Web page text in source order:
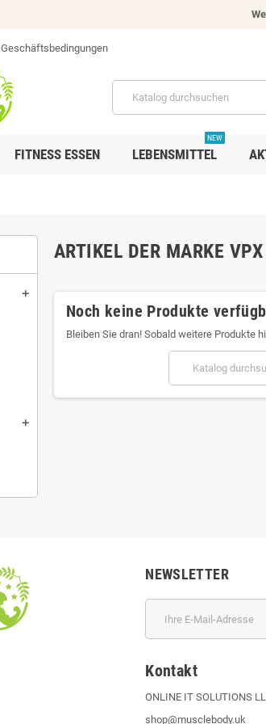
Geschäftsbedingungen
FITNESS ESSEN LEBENSMITTEL
NEW
add
add
ARTIKEL DER MARKE VPX
Noch keine Produkte
Bleiben Sie dran! Sobald weitere Produkte
NEWSLETTER
Kontakt
ONLINE IT SOLUTIONS
shop@musclebody.uk